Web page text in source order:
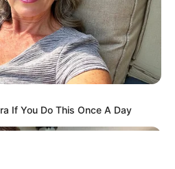
του Γιώργου Κουτσελίνη
If You Do This Once A Day